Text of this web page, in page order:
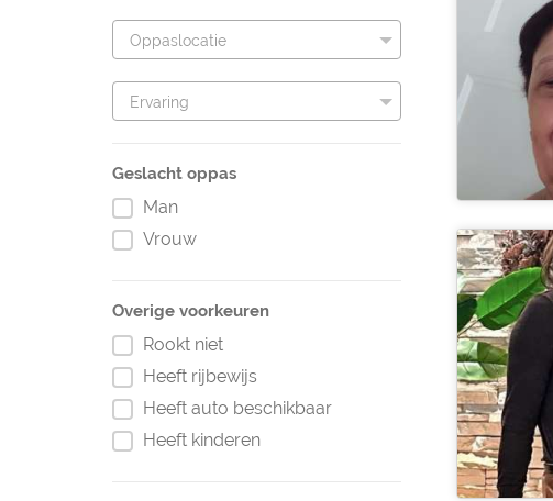
Oppaslocatie
Ervaring
Geslacht oppas
Man
Vrouw
Overige voorkeuren
Rookt niet
Heeft rijbewijs
Heeft auto beschikbaar
Heeft kinderen